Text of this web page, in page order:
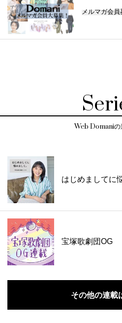
メルマガ会員
Web Domaniの
はじめましてに
宝塚歌劇団OG
その他の連載